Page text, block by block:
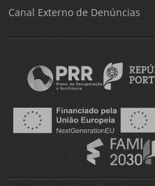
Canal Externo de Denúncias